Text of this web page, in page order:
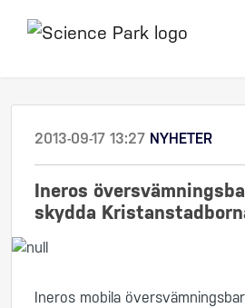
2013-09-17 13:27 NYHETER
Ineros
skydda
Ineros mobila